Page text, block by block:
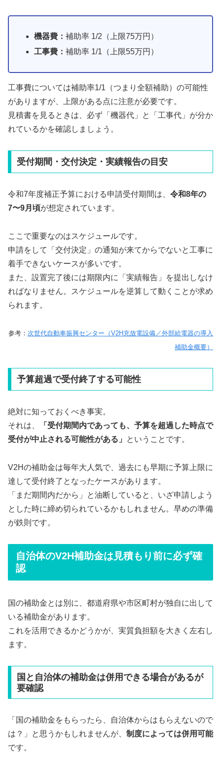
機器費：補助率 1/2（上限75万円）
工事費：補助率 1/1（上限55万円）
工事費については補助率1/1（つまり全額補助）の可能性
がありますが、上限がある点に注意が必要です。
見積書を見るときは、必ず「機器代」と「工事代」が分か
れているかを確認しましょう。
受付期間・交付決定・実績報告の目安
令和7年度補正予算における申請受付期間は、 令和8年の
7〜9月頃が想定されています。
ここで重要なのはスケジュールです。
申請をして「交付決定」の通知が来てからでないと工事に
着手できないケースが多いです。
また、設置完了後には期限内に「実績報告」を提出しなけ
ればなりません。スケジュールを逆算して動くことが求め
られます。
参考： 次世代自動車振興センター（V2H充放電設備／外部給電器の導入
補助金概要）
予算超過で受付終了する可能性
絶対に知っておくべき事実。
それは、
「受付期間内であっても、予算を超過した時点で
受付が中止される可能性がある」
ということです。
V2Hの補助金は毎年大人気で、過去にも早期に予算上限に
達して受付終了となったケースがあります。
「まだ期間内だから」と油断していると、いざ申請しよう
とした時に締め切られているかもしれません。早めの準備
が鉄則です。
自治体のV2H補助金は見積もり前に必ず確
認
国の補助金とは別に、都道府県や市区町村が独自に出して
いる補助金があります。
これを活用できるかどうかが、実質負担額を大きく左右し
ます。
国と自治体の補助金は併用できる場合があるが
要確認
「国の補助金をもらったら、自治体からはもらえないので
は？」と思うかもしれませんが、 制度によっては併用可能
です。